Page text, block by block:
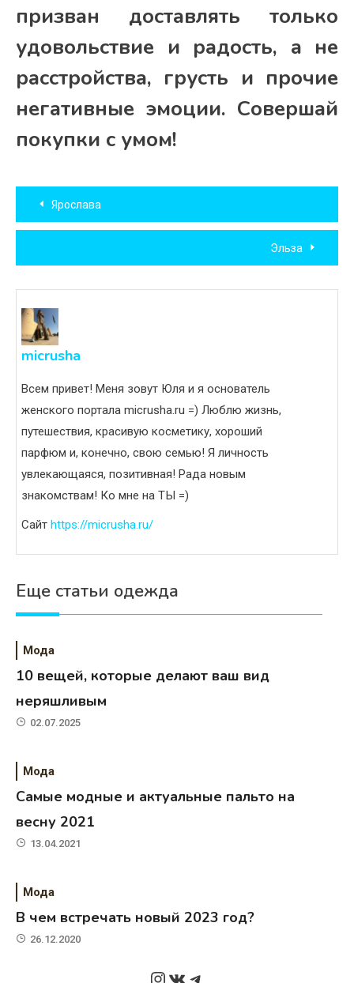
призван доставлять только
удовольствие и радость, а не
расстройства, грусть и прочие
негативные эмоции. Совершай
покупки с умом!
Навигация
по
записям
Ярослава
Эльза
micrusha
Всем привет! Меня зовут Юля и я основатель
женского портала micrusha.ru =) Люблю жизнь,
путешествия, красивую косметику, хороший
парфюм и, конечно, свою семью! Я личность
увлекающаяся, позитивная! Рада новым
знакомствам! Ко мне на ТЫ =)
Сайт https://micrusha.ru/
Еще статьи одежда
Мода
10 вещей, которые делают ваш вид
неряшливым
02.07.2025
Мода
Самые модные и актуальные пальто на
весну 2021
13.04.2021
Мода
В чем встречать новый 2023 год?
26.12.2020
Instagram
ВКонтакте
Telegram